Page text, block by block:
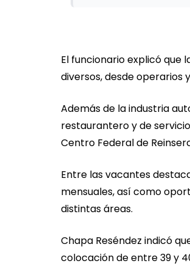
El funcionario explicó que
diversos, desde operarios
Además de la industria
restaurantero y de
Centro Federal de
Entre las vacantes
mensuales, así como
distintas áreas.
Chapa Reséndez indicó
colocación de entre 39 y